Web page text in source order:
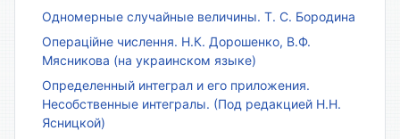
Одномерные случайные величины. Т. С. Бородина
Операційне числення. Н.К. Дорошенко, В.Ф.
Мясникова (на украинском языке)
Определенный интеграл и его приложения.
Несобственные интегралы. (Под редакцией Н.Н.
Ясницкой)